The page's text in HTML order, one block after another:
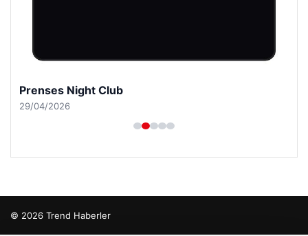
Prenses Night Club
29/04/2026
© 2026 Trend Haberler